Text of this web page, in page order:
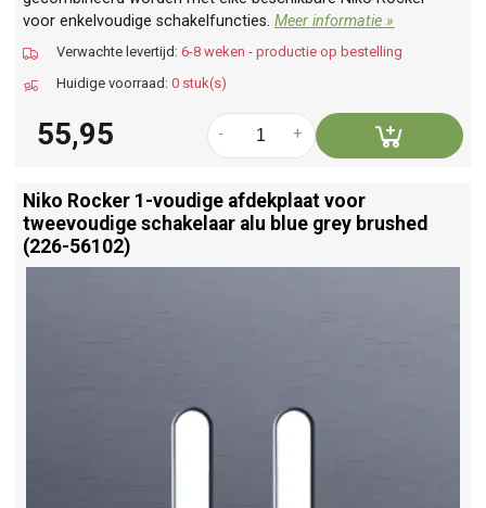
voor enkelvoudige schakelfuncties.Meer informatie »
Verwachte levertijd: 6-8 weken - productie op bestelling
Huidige voorraad: 0 stuk(s)
55,95 +
-
Niko Rocker 1-voudige afdekplaat voor
tweevoudige schakelaar alu blue grey brushed
(226-56102)